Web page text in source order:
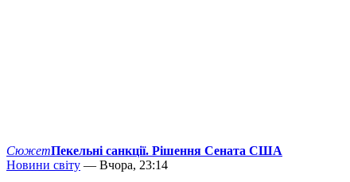
СюжетПекельні санкції. Рішення Сената США
Новини світу — Вчора, 23:14